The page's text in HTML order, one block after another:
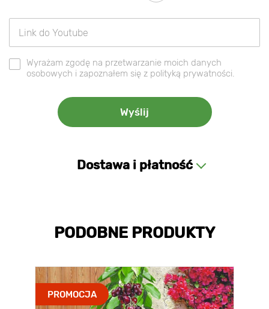
Wyrażam zgodę na przetwarzanie moich danych
osobowych i zapoznałem się z polityką prywatności.
Dostawa i płatność
PODOBNE PRODUKTY
PROMOCJA